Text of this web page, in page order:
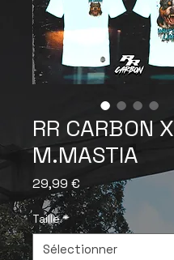
RR CARBON X
M.MASTIA
29,99 € Prix
Taille *